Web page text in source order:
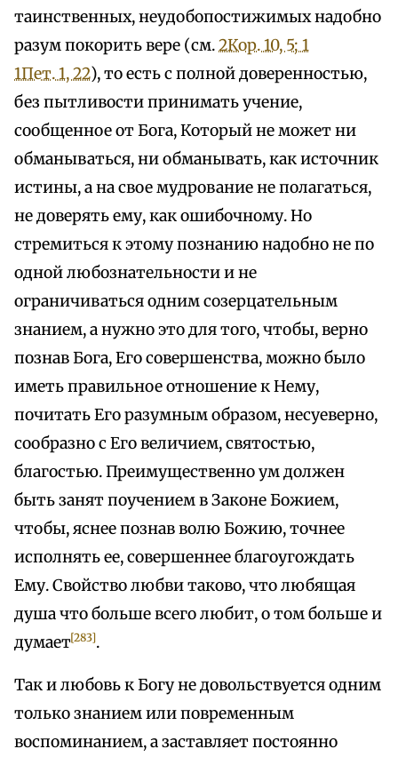
таинственных, неудобопостижимых надобно
разум покорить вере (см.2Кор. 10, 5; 1
1Пет. 1, 22), то есть с полной доверенностью,
без пытливости принимать учение,
сообщенное от Бога, Который не может ни
обманываться, ни обманывать, как источник
истины, а на свое мудрование не полагаться,
не доверять ему, как ошибочному. Но
стремиться к этому познанию надобно не по
одной любознательности и не
ограничиваться одним созерцательным
знанием, а нужно это для того, чтобы, верно
познав Бога, Его совершенства, можно было
иметь правильное отношение к Нему,
почитать Его разумным образом, несуеверно,
сообразно с Его величием, святостью,
благостью. Преимущественно ум должен
быть занят поучением в Законе Божием,
чтобы, яснее познав волю Божию, точнее
исполнять ее, совершеннее благоугождать
Ему. Свойство любви таково, что любящая
душа что больше всего любит, о том больше и
думает[283].
Так и любовь к Богу не довольствуется одним
только знанием или повременным
воспоминанием, а заставляет постоянно